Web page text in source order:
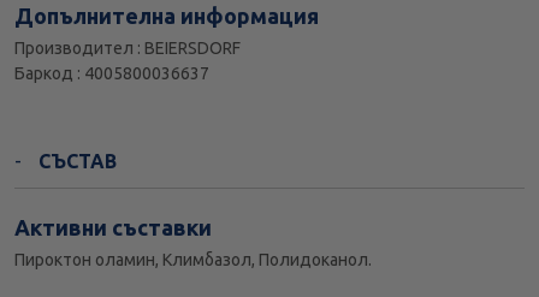
Допълнителна информация
Производител : BEIERSDORF
Баркод : 4005800036637
СЪСТАВ
Активни съставки
Пироктон оламин, Климбазол, Полидоканол.